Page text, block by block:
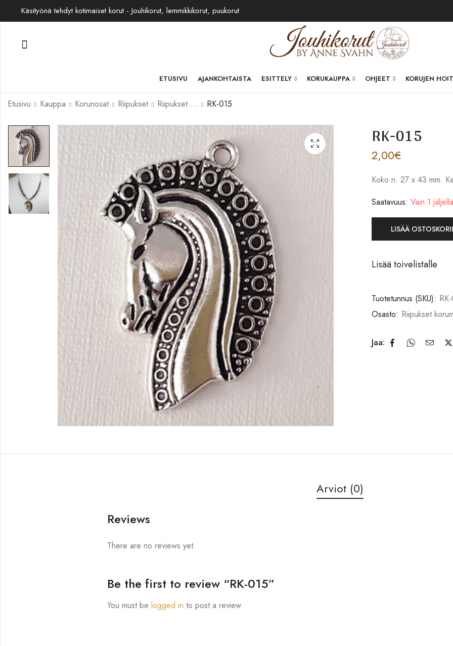
Käsityönä tehdyt kotimaiset korut - Jouhikorut, lemmikkikorut, puukorut
ETUSIVU AJANKOHTAISTA ESITTELY KORUKAUPPA OHJEET KORUJEN
Etusivu Kauppa Korunosat Riipukset Riipukset korumetallia RK-015
RK-015
2,00€
Koko n. 27 x 43 mm.
Saatavuus: Vain 1
LISÄÄ
Lisää toivelistalle
Tuotetunnus (SKU):
Osasto: Riipukset
Jaa:
Arviot (0)
Reviews
There are no reviews yet.
Be the first to review “RK-015”
You must belogged in to post a review.